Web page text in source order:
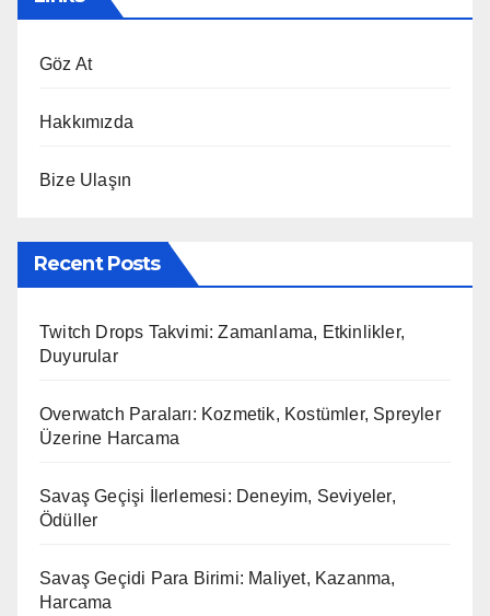
Göz At
Hakkımızda
Bize Ulaşın
Recent Posts
Twitch Drops Takvimi: Zamanlama, Etkinlikler,
Duyurular
Overwatch Paraları: Kozmetik, Kostümler, Spreyler
Üzerine Harcama
Savaş Geçişi İlerlemesi: Deneyim, Seviyeler,
Ödüller
Savaş Geçidi Para Birimi: Maliyet, Kazanma,
Harcama